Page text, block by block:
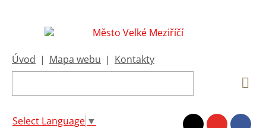
Úvod | Mapa webu | Kontakty
Select Language ▼